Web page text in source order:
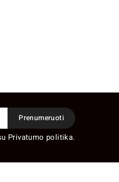
Privatumo politika.